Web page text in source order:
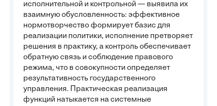
исполнительной и контрольной — выявила их
взаимную обусловленность: эффективное
нормотворчество формирует базис для
реализации политики, исполнение претворяет
решения в практику, а контроль обеспечивает
обратную связь и соблюдение правового
режима, что в совокупности определяет
результативность государственного
управления. Практическая реализация
функций натыкается на системные